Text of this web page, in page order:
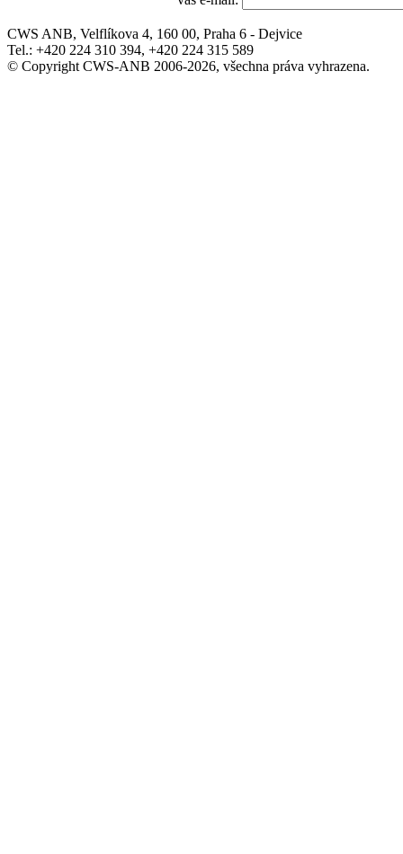
CWS ANB, Velflíkova 4, 160 00, Praha 6 - Dejvice
Tel.: +420 224 310 394, +420 224 315 589
© Copyright CWS-ANB 2006-2026, všechna práva vyhrazena.